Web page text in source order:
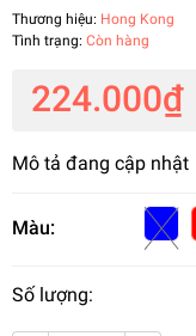
Thương hiệu: Hong Kong
Tình trạng: Còn hàng
224.000₫
Mô tả đang cập nhật
Màu:
Số lượng: